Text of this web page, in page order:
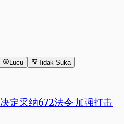
Lucu Tidak Suka
定采纳672法令 加强打击